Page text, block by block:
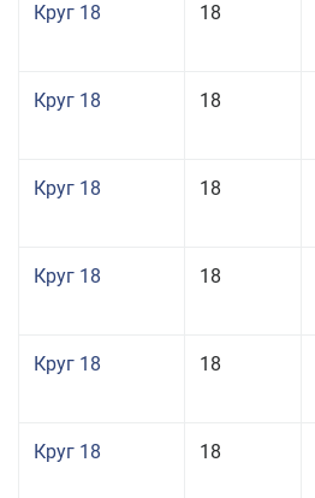
Круг 18 18
Круг 18 18
Круг 18 18
Круг 18 18
Круг 18 18
Круг 18 18